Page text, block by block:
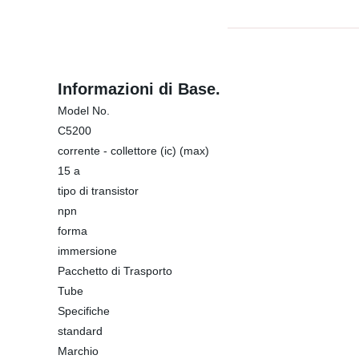
Informazioni di Base.
Model No.
C5200
corrente - collettore (ic) (max)
15 a
tipo di transistor
npn
forma
immersione
Pacchetto di Trasporto
Tube
Specifiche
standard
Marchio